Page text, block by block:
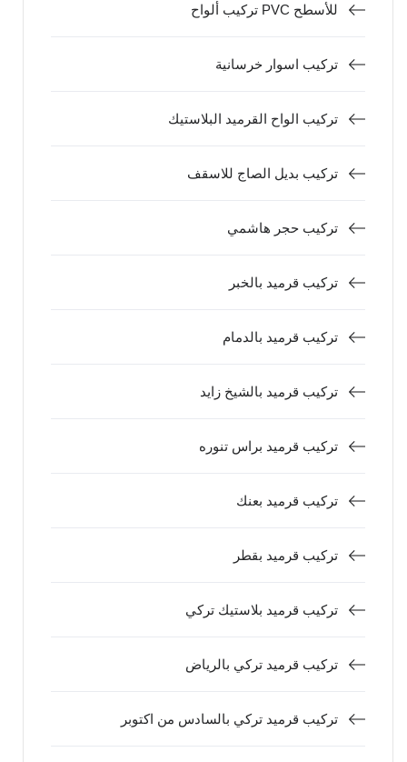
تركيب ألواح PVC للأسطح
تركيب اسوار خرسانية
تركيب الواح القرميد البلاستيك
تركيب بديل الصاج للاسقف
تركيب حجر هاشمي
تركيب قرميد بالخبر
تركيب قرميد بالدمام
تركيب قرميد بالشيخ زايد
تركيب قرميد براس تنوره
تركيب قرميد بعنك
تركيب قرميد بقطر
تركيب قرميد بلاستيك تركي
تركيب قرميد تركي بالرياض
تركيب قرميد تركي بالسادس من اكتوبر